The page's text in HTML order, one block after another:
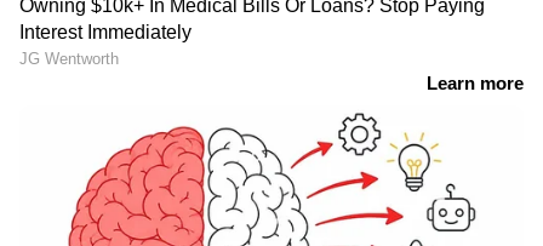
മാറുന്ന അത്രയും ഭീകരമായ അവസ്ഥ.
മെച്ചപ്പെട്ട ചികിത്സയിലൂടെ രോഗിയില്‍ വരുന്ന
സാധിക്കും. ഇത്രമാത്രമാണ് ആകെ ചെയ്യാൻ
സാധിക്കുക.
തങ്ങള്‍ ഇപ്പോഴും രോഗത്തെ കുറിച്ച്
LATEST VIDEOS
ഷിജിനെ കാത്ത് കണ്ണീരോടെ
കുടുംബം; മുതലപ്പൊഴിയില്‍
കാണാതായ മത്സ്യത്തൊഴിലാളിയെ
കണ്ടെത്താന്‍ തെരച്ചില്‍